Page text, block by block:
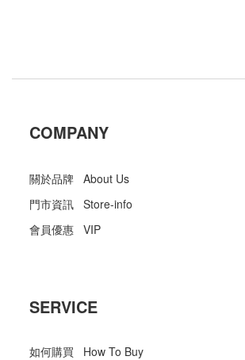
COMPANY
關於品牌 About Us
門市資訊 Store-info
會員優惠 VIP
SERVICE
如何購買 How To Buy